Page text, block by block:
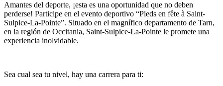
Amantes del deporte, ¡esta es una oportunidad que no deben
perderse! Participe en el evento deportivo “Pieds en fête à Saint-
Sulpice-La-Pointe”. Situado en el magnífico departamento de Tarn,
en la región de Occitania, Saint-Sulpice-La-Pointe le promete una
experiencia inolvidable.
Sea cual sea tu nivel, hay una carrera para ti: